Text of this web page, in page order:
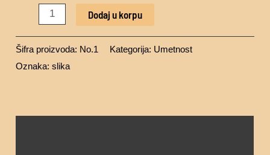
Dodaj u korpu
Šifra proizvoda: No.1 Kategorija: Umetnost
Oznaka:slika